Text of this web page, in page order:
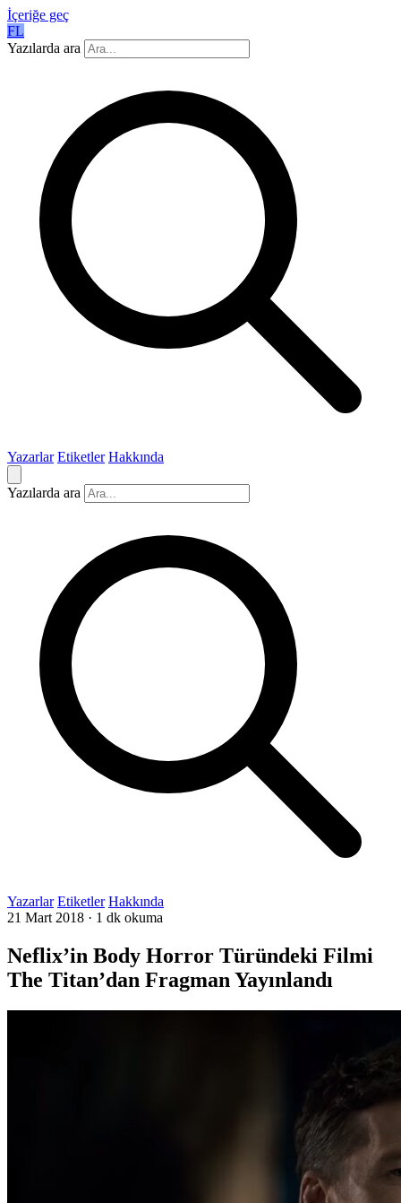
İçeriğe geç
FL
Yazılarda ara
Yazarlar Etiketler Hakkında
Yazılarda ara
Yazarlar Etiketler Hakkında
21 Mart 2018 · 1 dk okuma
Neflix’in Body Horror Türündeki Filmi
The Titan’dan Fragman Yayınlandı